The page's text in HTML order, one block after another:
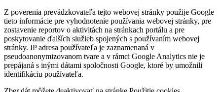
Z poverenia prevádzkovateľa tejto webovej stránky použije Google
tieto informácie pre vyhodnotenie používania webovej stránky, pre
zostavenie reportov o aktivitách na stránkach portálu a pre
poskytovanie ďalších služieb spojených s používaním webovej
stránky. IP adresa používateľa je zaznamenaná v
pseudoanonymizovanom tvare a v rámci Google Analytics nie je
prepájaná s inými dátami spoločnosti Google, ktoré by umožnili
identifikáciu používateľa.